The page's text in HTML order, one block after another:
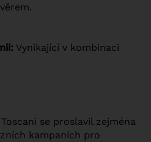
Vynikající v kombinaci
se proslavil zejména
kampaních pro